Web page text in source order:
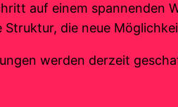
auf einem spannenden
die neue
werden derzeit